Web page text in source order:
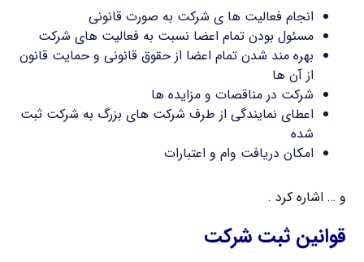
انجام فعالیت ها ی شرکت به صورت قانونی
مسئول بودن تمام اعضا نسبت به فعالیت های شرکت
بهره مند شدن تمام اعضا از حقوق قانونی و حمایت قانون
از آن ها
شرکت در مناقصات و مزایده ها
اعطای نمایندگی از طرف شرکت های بزرگ به شرکت ثبت
شده
امکان دریافت وام و اعتبارات
و … اشاره کرد .
قوانین ثبت شرکت